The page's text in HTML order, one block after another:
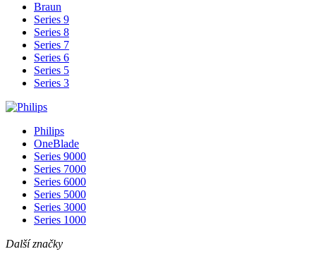
Braun
Series 9
Series 8
Series 7
Series 6
Series 5
Series 3
Philips
OneBlade
Series 9000
Series 7000
Series 6000
Series 5000
Series 3000
Series 1000
Další značky